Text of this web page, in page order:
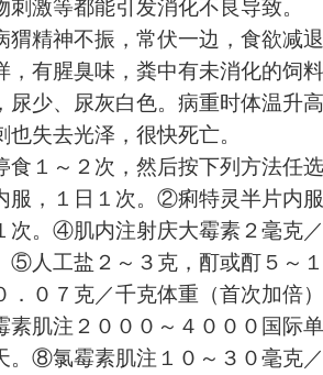
刺激等都能引发消化不良导致。
猬精神不振，常伏一边，食欲减
，有腥臭味，粪中有未消化的饲
尿少、尿灰白色。病重时体温升
也失去光泽，很快死亡。
食１～２次，然后按下列方法任
服，１日１次。②痢特灵半片内
次。④肌内注射庆大霉素２毫克
⑤人工盐２～３克，酊或酊５～
．０７克／千克体重（首次加倍
肌注２０００～４０００国际
。⑧氯霉素肌注１０～３０毫克